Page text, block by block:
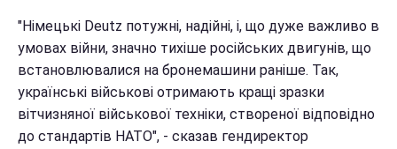
"Німецькі Deutz потужні, надійні, і, що дуже важливо в
умовах війни, значно тихіше російських двигунів, що
встановлювалися на бронемашини раніше. Так,
українські військові отримають кращі зразки
вітчизняної військової техніки, створеної відповідно
до стандартів НАТО", - сказав гендиректор